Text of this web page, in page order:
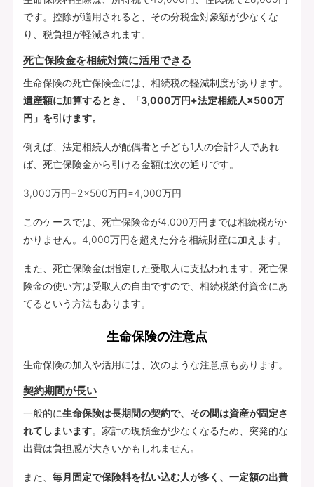
です。控除が適用されると、その分税金対象額が少なくな
り、税負担が軽減されます。
死亡保険金を相続対策に活用できる
生命保険の死亡保険金には、相続税の軽減制度があります。
遺産額に加算するとき、「3,000万円+法定相続人×500万
円」を引けます。
例えば、法定相続人が配偶者と子ども1人の合計2人であれ
ば、死亡保険金から引ける金額は次の通りです。
3,000万円+2×500万円=4,000万円
このケースでは、死亡保険金が4,000万円までは相続税がか
かりません。4,000万円を超えた分を相続財産に加えます。
また、死亡保険金は指定した受取人に支払われます。死亡保
険金の使い方は受取人の自由ですので、相続税納付資金にあ
てるという方法もあります。
生命保険の注意点
生命保険の加入や活用には、次のような注意点もあります。
契約期間が長い
一般的に生命保険は長期間の契約で、その間は資産が固定さ
れてしまいます。家計の現預金が少なくなるため、突発的な
出費は負担感が大きいかもしれません。
また、 毎月固定で保険料を払い込む人が多く、一定額の出費